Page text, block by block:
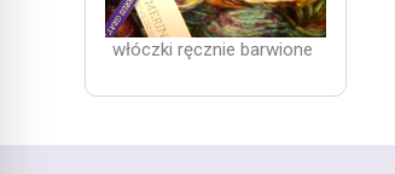
włóczki ręcznie barwione